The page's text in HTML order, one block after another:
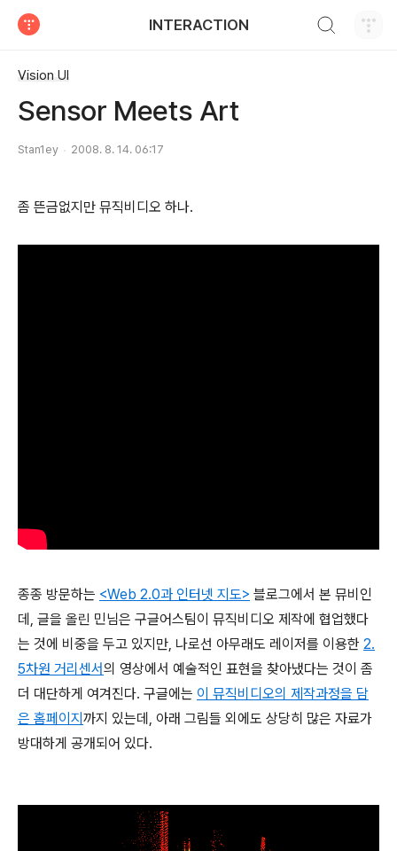
INTERACTION
Vision UI
Sensor Meets Art
Stan1ey 2008. 8. 14. 06:17
좀 뜬금없지만 뮤직비디오 하나.
종종 방문하는 <Web 2.0과 인터넷 지도> 블로그에서 본 뮤비인
데, 글을 올린 민님은 구글어스팀이 뮤직비디오 제작에 협업했다
는 것에 비중을 두고 있지만, 나로선 아무래도 레이저를 이용한 2.
5차원 거리센서의 영상에서 예술적인 표현을 찾아냈다는 것이 좀
더 대단하게 여겨진다. 구글에는 이 뮤직비디오의 제작과정을 담
은 홈페이지까지 있는데, 아래 그림들 외에도 상당히 많은 자료가
방대하게 공개되어 있다.